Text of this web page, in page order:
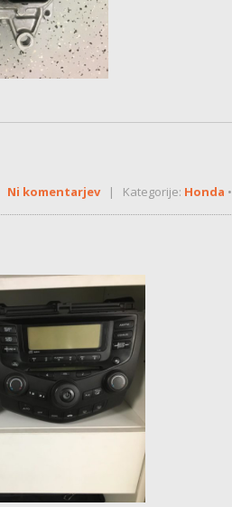
Ni komentarjev| Kategorije: Honda •